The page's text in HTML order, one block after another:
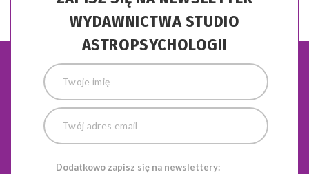
WYDAWNICTWA STUDIO
ASTROPSYCHOLOGII
Dodatkowo zapisz się na newslettery: